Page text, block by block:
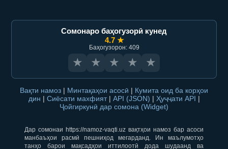
Сомонаро баҳогузорӣ кунед
4.7 ★
Баҳогузорон: 409
★ ★ ★ ★ ★
Вақти намоз | Минтақаҳои асосӣ | Кумита оид ба корҳои
дин | Сиёсати махфият | API (JSON) | Ҳуҷҷати API |
Ҷойгиркунӣ дар сомона (Widget)
Дар сомонаи https://namoz-vaqti.uz вақтҳои намоз бар асоси
манбаъҳои расмӣ пешниҳод мегарданд. Ин маълумотҳо
танҳо барои мақсадҳои иттилоотӣ дода шудаанд ва